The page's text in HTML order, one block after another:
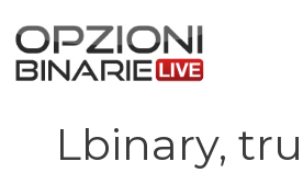
contenuto
Lbinary,